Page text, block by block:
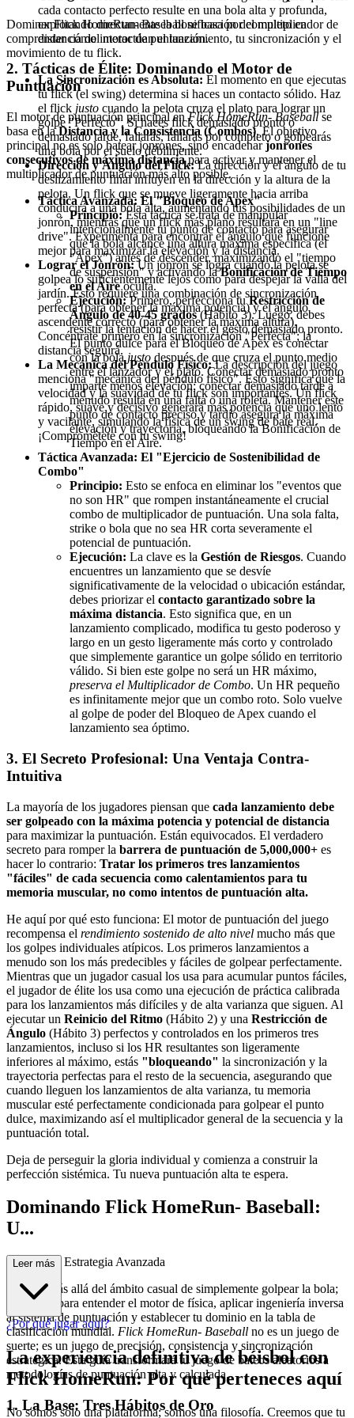
Dominar Flick HomeRun- Baseball se basa por completo en
comprender cómo interactúan el lanzamiento, tu sincronización y el
movimiento de tu flick.
La Sincronización es Absoluta: El momento en que ejecutas
tu flick (el swing) determina si haces un contacto sólido. Haz
el flick justo cuando la pelota cruza el plato para lograr un
golpe "Perfecto". Si haces flick demasiado pronto o
demasiado tarde, fallarás, fallarás por completo o golpearás
una bola por el suelo débilmente.
Dirección y Ángulo del Flick:La dirección y el ángulo de tu
deslizamiento final influyen en la dirección y la altura de la
pelota. Un flick que se mueve ligeramente hacia arriba
conducirá a una bola alta, aumentando tus posibilidades de un
jonrón, mientras que un flick más plano resultará en un "line
drive". Experimenta para encontrar el ángulo que funcione
mejor para maximizar la elevación y la distancia.
Lograr el Jonrón:Un jonrón se logra cuando la pelota se
golpea lo suficientemente lejos como para despejar la valla del
jardín. Esto requiere una combinación de sincronización
perfecta (para obtener la máxima potencia) y el ángulo
ascendente correcto (para obtener la máxima altura).
Concéntrate primero en la sincronización "Perfecta"; la
distancia seguirá.
La Mecánica del Péndulo Físico:La descripción del juego
menciona "mecánica del péndulo físico". Esto significa que la
velocidad y la suavidad de tu flick son importantes. Un flick
rápido, suave y decisivo generará más potencia que uno lento
y vacilante, simulando la física de un swing de bate real.
¡Comprométete con tu swing!
cada contacto perfecto resulte en una bola alta y profunda,
explotando directamente la bonificación del multiplicador de
distancia del motor de puntuación.
2. Tácticas de Élite: Dominando el Motor de
Puntuación
El motor de puntuación principal enFlick HomeRun- Baseballse
basa en laDistancia y la Consistencia (Combos). El objetivo
principal no es solo batear jonrones, sino encadenarjonrones
consecutivos de máxima distanciapara activar y mantener el
multiplicador de puntuación más alto posible.
Táctica Avanzada: El "Bloqueo de Apex"
Principio:Esta táctica se trata de manipular
intencionalmente tu punto de contacto para asegurar
que la bola alcance una altura máxima específica (el
"Apex") antes de descender, maximizando el "tiempo
de suspensión" y activando laBonificación de Tiempo
en el Aireoculta.
Ejecución:Primero, perfecciona tuRestricción de
Ángulo de 40-45 grados(Hábito 3). Luego, debes
resistir la tentación de hacer el gesto demasiado pronto.
El punto dulce para el Bloqueo de Apex es conectar
con la bolajusto después de que cruza el punto medio
entre el lanzador y el plato. Conectar demasiado pronto
imparte menos elevación; conectar demasiado tarde a
menudo resulta en una falta o una roleta. Mantener este
punto de contacto preciso y tardío asegura la máxima
elevación y trayectoria, bloqueando la Bonificación de
Tiempo en el Aire.
Táctica Avanzada: El "Ejercicio de Sostenibilidad de
Combo"
Principio: Esto se enfoca en eliminar los "eventos que
no son HR" que rompen instantáneamente el crucial
combo de multiplicador de puntuación. Una sola falta,
strike o bola que no sea HR corta severamente el
potencial de puntuación.
Ejecución: La clave es la Gestión de Riesgos. Cuando
encuentres un lanzamiento que se desvíe
significativamente de la velocidad o ubicación estándar,
debes priorizar el contacto garantizado sobre la
máxima distancia. Esto significa que, en un
lanzamiento complicado, modifica tu gesto poderoso y
largo en un gesto ligeramente más corto y controlado
que simplemente garantice un golpe sólido en territorio
válido. Si bien este golpe no será un HR máximo,
preserva el Multiplicador de Combo. Un HR pequeño
es infinitamente mejor que un combo roto. Solo vuelve
al golpe de poder del Bloqueo de Apex cuando el
lanzamiento sea óptimo.
3. El Secreto Profesional: Una Ventaja Contra-
Intuitiva
La mayoría de los jugadores piensan que cada lanzamiento debe
ser golpeado con la máxima potencia y potencial de distancia
para maximizar la puntuación. Están equivocados. El verdadero
secreto para romper la barrera de puntuación de 5,000,000+ es
hacer lo contrario: Tratar los primeros tres lanzamientos
"fáciles" de cada secuencia como calentamientos para tu
memoria muscular, no como intentos de puntuación alta.
He aquí por qué esto funciona: El motor de puntuación del juego
recompensa el rendimiento sostenido de alto nivel mucho más que
los golpes individuales atípicos. Los primeros lanzamientos a
menudo son los más predecibles y fáciles de golpear perfectamente.
Mientras que un jugador casual los usa para acumular puntos fáciles,
el jugador de élite los usa como una ejecución de práctica calibrada
para los lanzamientos más difíciles y de alta varianza que siguen. Al
ejecutar un Reinicio del Ritmo (Hábito 2) y una Restricción de
Ángulo (Hábito 3) perfectos y controlados en los primeros tres
lanzamientos, incluso si los HR resultantes son ligeramente
inferiores al máximo, estás "bloqueando" la sincronización y la
trayectoria perfectas para el resto de la secuencia, asegurando que
cuando lleguen los lanzamientos de alta varianza, tu memoria
muscular esté perfectamente condicionada para golpear el punto
dulce, maximizando así el multiplicador general de la secuencia y la
puntuación total.
Deja de perseguir la gloria individual y comienza a construir la
perfección sistémica. Tu nueva puntuación alta te espera.
Dominando Flick HomeRun- Baseball:
U...
na Guía de Estrategia Avanzada
Has ido más allá del ámbito casual de simplemente golpear la bola;
estás aquí para entender el motor de física, aplicar ingeniería inversa
al sistema de puntuación y establecer tu dominio en la tabla de
clasificación mundial. Flick HomeRun- Baseball no es un juego de
suerte; es un juego de precisión, consistencia y sincronización
estratégica. Esta guía transformará tu juego de bateos aleatorios a
metodologías de puntuación alta y calculada.
1. La Base: Tres Hábitos de Oro
Leer más
¿Por qué jugar aquí?
La experiencia definitiva de béisbol con
Flick HomeRun: Por qué perteneces aquí
No somos solo una plataforma; somos una filosofía. Creemos que tu